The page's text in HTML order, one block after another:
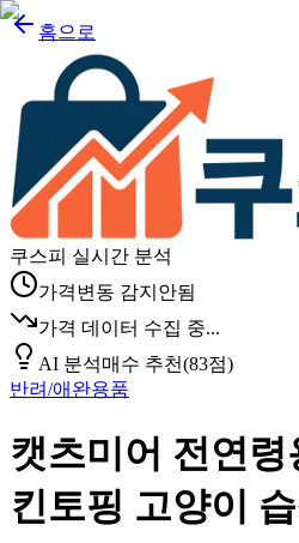
홈으로
쿠스피 실시간 분석
가격변동 감지안됨
가격 데이터 수집 중...
AI 분석매수 추천(83점)
반려/애완용품
캣츠미어 전연령
킨토핑 고양이